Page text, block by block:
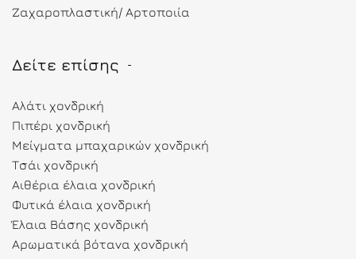
Ζαχαροπλαστική/ Αρτοποιία
Δείτε επίσης
Αλάτι χονδρική
Πιπέρι χονδρική
Μείγματα μπαχαρικών χονδρική
Τσάι χονδρική
Αιθέρια έλαια χονδρική
Φυτικά έλαια χονδρική
Έλαια Βάσης χονδρική
Αρωματικά βότανα χονδρική